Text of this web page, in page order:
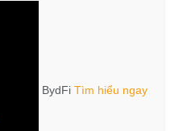
BydFi Tìm hiểu ngay